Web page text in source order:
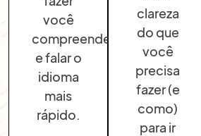
você
compreender
e falar o
idioma
mais
rápido.
clareza
do que
você
precisa
fazer (e
como)
para ir